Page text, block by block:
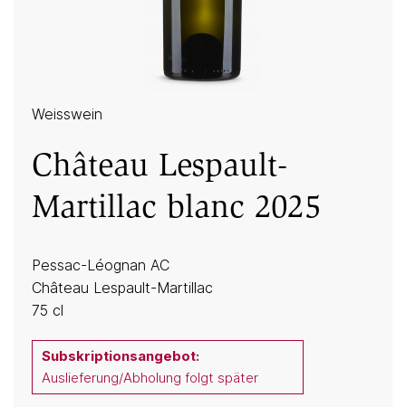
Weisswein
Château Lespault-
Martillac blanc 2025
Pessac-Léognan AC
Château Lespault-Martillac
75 cl
Subskriptionsangebot:
Auslieferung/Abholung folgt später